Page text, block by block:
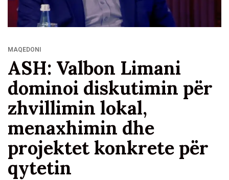
MAQEDONI
ASH: Valbon Limani
dominoi diskutimin për
zhvillimin lokal,
menaxhimin dhe
projektet konkrete për
qytetin